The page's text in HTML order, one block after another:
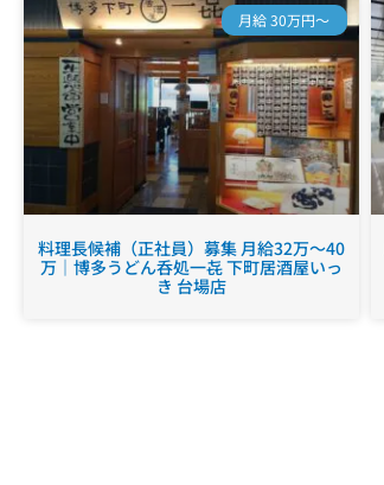
月給 30万円～
料理長候補（正社員）募集 月給32万～40
万｜博多うどん呑処一㐂 下町居酒屋いっ
き 台場店